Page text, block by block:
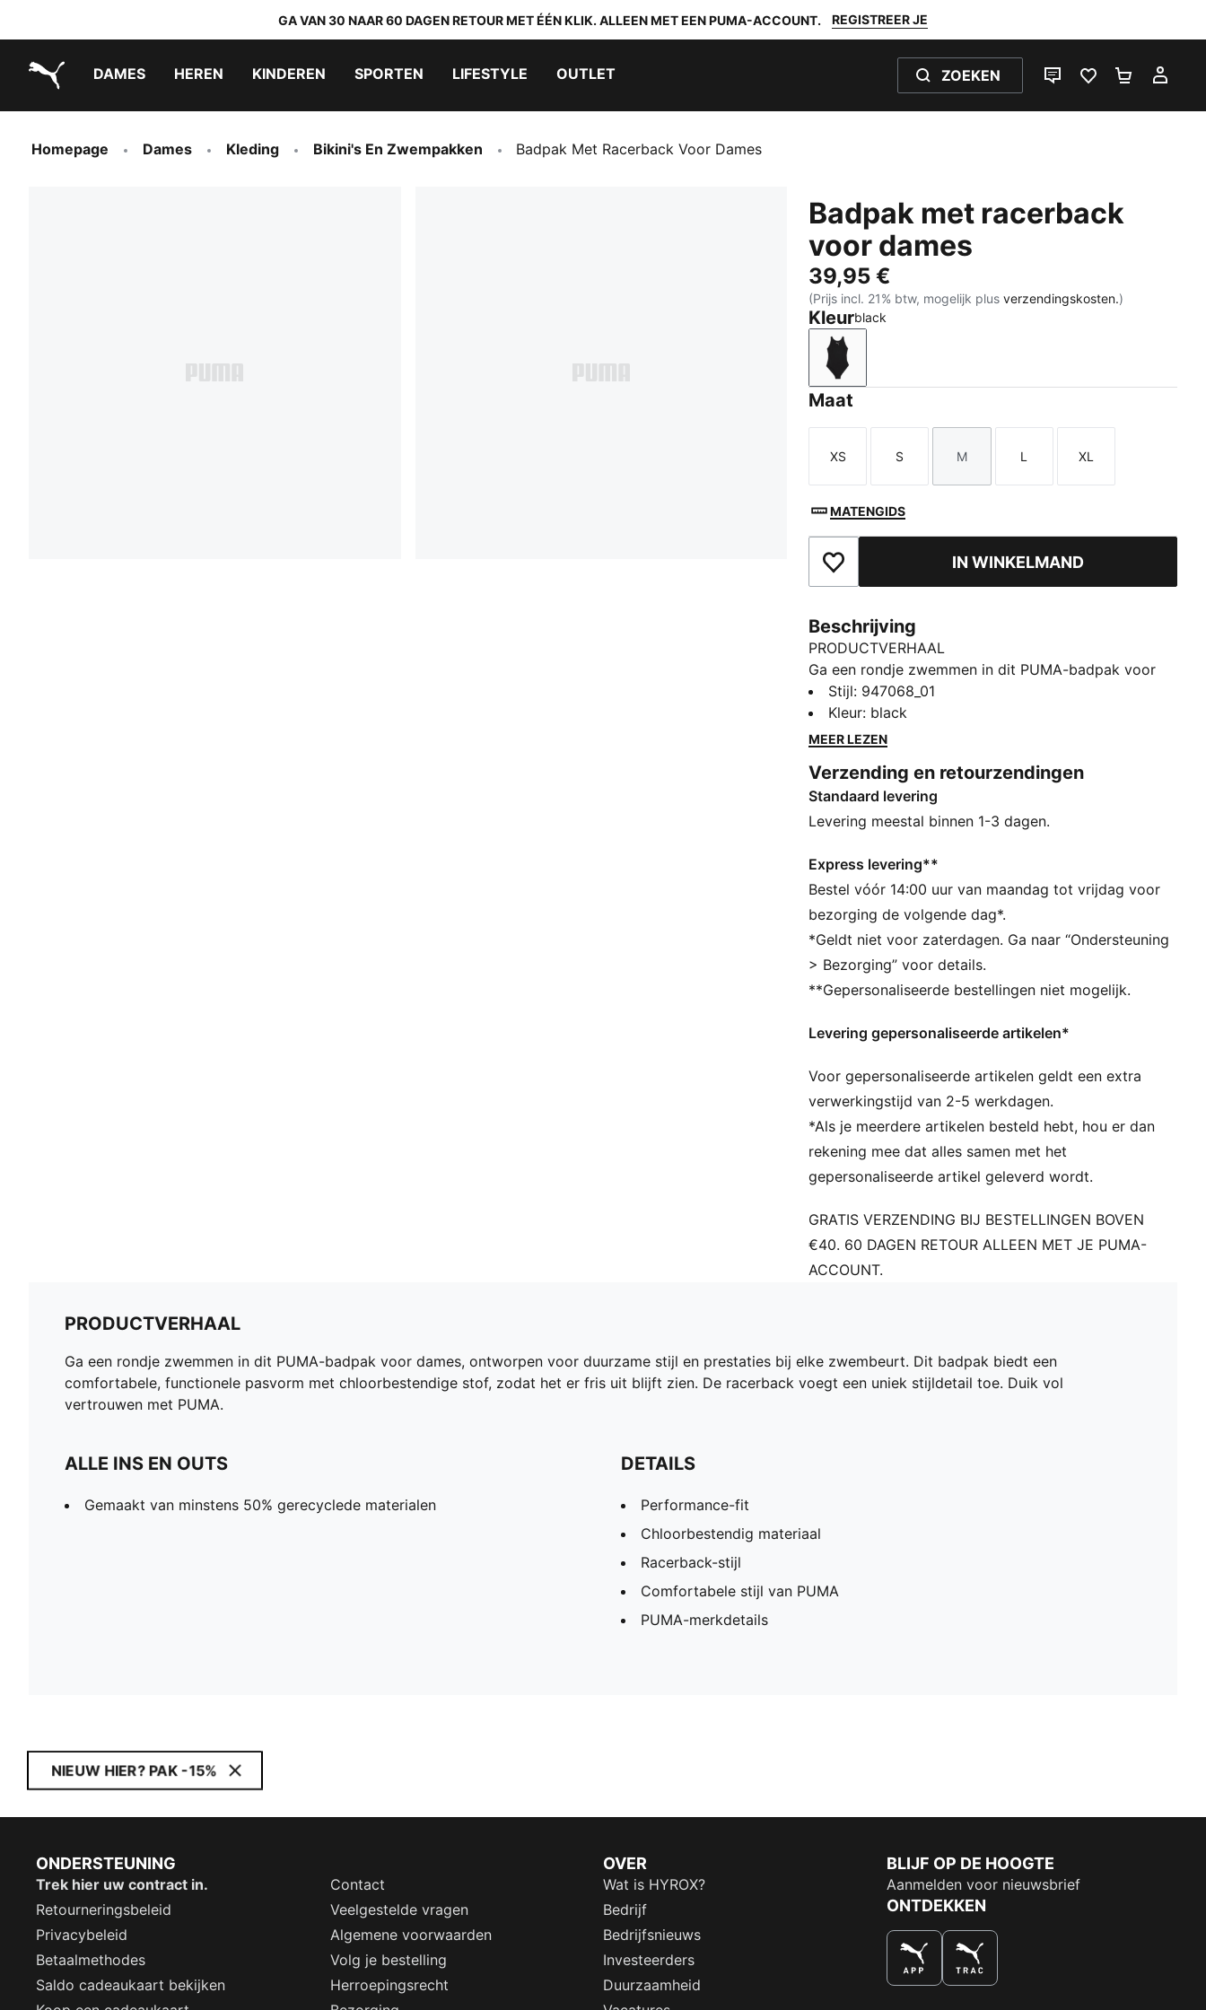
GA VAN 30 NAAR 60 DAGEN RETOUR MET ÉÉN KLIK. ALLEEN MET EEN PUMA-ACCOUNT. REGISTREER JE
DAMES HEREN KINDEREN SPORTEN LIFESTYLE OUTLET ZOEKEN
LIVE CHATFAVORIETEN 0
Homepage Dames Kleding Bikini's En Zwempakken Badpak Met Racerback Voor Dames
Badpak met racerback
voor dames
39,95 €
(Prijs incl. 21% btw, mogelijk plusverzendingskosten.)
Kleurblack
black
Maat
Maat
XS
Maat
S
Maat
M
Maat
L
Maat
XL
MATENGIDS
Toegevoegd aan favorietenIN WINKELMAND
Beschrijving
PRODUCTVERHAAL
Ga een rondje zwemmen in dit PUMA-badpak voor
dames, ontworpen voor duurzame stijl en prestaties
bij elke zwembeurt. Dit badpak biedt een
comfortabele, functionele pasvorm met
De racerback voegt een uniek stijldetail toe. Duik vol
vertrouwen met PUMA.
ALLE INS EN OUTS
DETAILS
Performance-fit
Chloorbestendig materiaal
Racerback-stijl
Comfortabele stijl van PUMA
PUMA-merkdetails
Stijl: 947068_01
Kleur: black
MEER LEZEN
Verzending en retourzendingen
Standaard levering
Levering meestal binnen 1-3 dagen.
Express levering**
Bestel vóór 14:00 uur van maandag tot vrijdag voor
bezorging de volgende dag*.
*Geldt niet voor zaterdagen. Ga naar “Ondersteuning
> Bezorging” voor details.
**Gepersonaliseerde bestellingen niet mogelijk.
Levering gepersonaliseerde artikelen*
Voor gepersonaliseerde artikelen geldt een extra
verwerkingstijd van 2-5 werkdagen.
*Als je meerdere artikelen besteld hebt, hou er dan
rekening mee dat alles samen met het
gepersonaliseerde artikel geleverd wordt.
GRATIS VERZENDING BIJ BESTELLINGEN BOVEN
€40. 60 DAGEN RETOUR ALLEEN MET JE PUMA-
ACCOUNT.
PRODUCTVERHAAL
Ga een rondje zwemmen in dit PUMA-badpak voor dames, ontworpen voor duurzame stijl en prestaties bij elke zwembeurt. Dit badpak biedt een
comfortabele, functionele pasvorm met chloorbestendige stof, zodat het er fris uit blijft zien. De racerback voegt een uniek stijldetail toe. Duik vol
vertrouwen met PUMA.
ALLE INS EN OUTS
Gemaakt van minstens 50% gerecyclede materialen
DETAILS
Performance-fit
Chloorbestendig materiaal
Racerback-stijl
Comfortabele stijl van PUMA
PUMA-merkdetails
NIEUW HIER? PAK -15%
ONDERSTEUNING
Trek hier uw contract in.
Contact
Retourneringsbeleid
Veelgestelde vragen
Privacybeleid
Algemene voorwaarden
Betaalmethodes
Volg je bestelling
Saldo cadeaukaart bekijken
Herroepingsrecht
OVER
Wat is HYROX?
Bedrijf
Bedrijfsnieuws
Investeerders
Duurzaamheid
BLIJF OP DE HOOGTE
Aanmelden voor nieuwsbrief
ONTDEKKEN